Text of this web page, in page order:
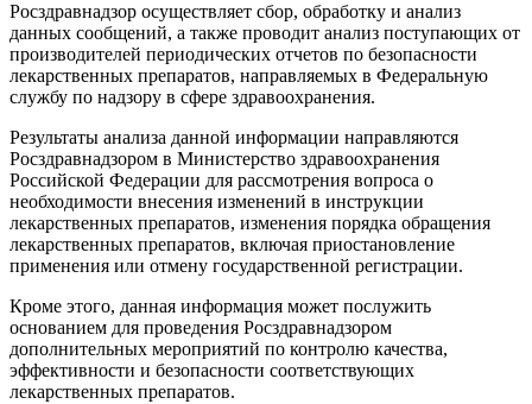
Росздравнадзор осуществляет сбор, обработку и анализ
данных сообщений, а также проводит анализ поступающих от
производителей периодических отчетов по безопасности
лекарственных препаратов, направляемых в Федеральную
службу по надзору в сфере здравоохранения.
Результаты анализа данной информации направляются
Росздравнадзором в Министерство здравоохранения
Российской Федерации для рассмотрения вопроса о
необходимости внесения изменений в инструкции
лекарственных препаратов, изменения порядка обращения
лекарственных препаратов, включая приостановление
применения или отмену государственной регистрации.
Кроме этого, данная информация может послужить
основанием для проведения Росздравнадзором
дополнительных мероприятий по контролю качества,
эффективности и безопасности соответствующих
лекарственных препаратов.